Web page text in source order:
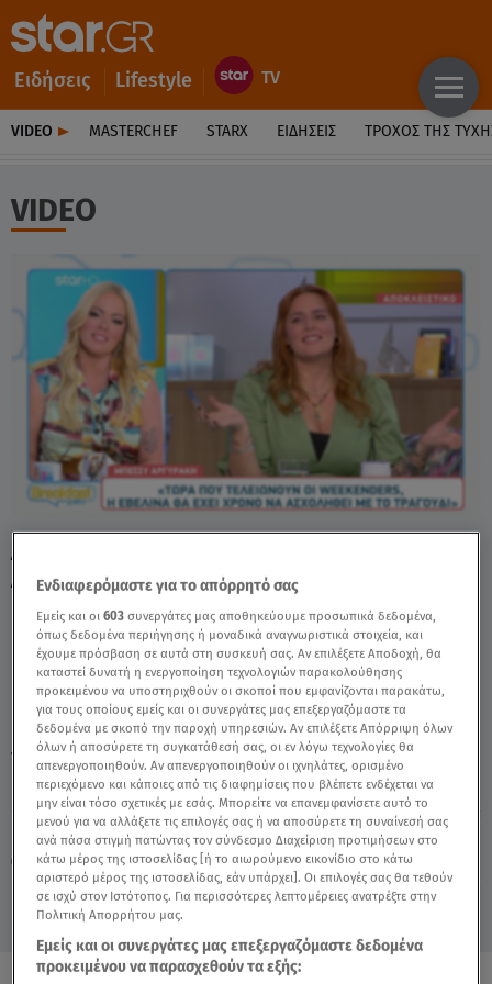
Ειδήσεις Lifestyle
VIDEO MASTERCHEF STARX ΕΙΔΉΣΕΙΣ ΤΡΟΧΌΣ ΤΗΣ
VIDEO
Κυριακή 9 Αυγούστου 2026
24.06.25, 14:25 CELEBRITIES & GOSSIP ΝΕΑ
Αργυράκη Για Τέλος Weekenders: Δεν Είναι
Δικιά Τους Επιλογή - Video
TAGS: ΜΠΕΣΣΥ ΑΡΓΥΡΑΚΗ ΓΚΟΣΙΠ ΝΕΑ & CELEBRITIES
Ενδιαφερόμαστε για το απόρρητό σας
Εμείς και οι603 συνεργάτες μας αποθηκεύουμε προσωπικά δεδομένα,
όπως δεδομένα περιήγησης ή μοναδικά αναγνωριστικά στοιχεία, και
έχουμε πρόσβαση σε αυτά στη συσκευή σας. Αν επιλέξετε Αποδοχή, θα
καταστεί δυνατή η ενεργοποίηση τεχνολογιών παρακολούθησης
προκειμένου να υποστηριχθούν οι σκοποί που εμφανίζονται παρακάτω,
για τους οποίους εμείς και οι συνεργάτες μας επεξεργαζόμαστε τα
δεδομένα με σκοπό την παροχή υπηρεσιών. Αν επιλέξετε Απόρριψη όλων
όλων ή αποσύρετε τη συγκατάθεσή σας, οι εν λόγω τεχνολογίες θα
απενεργοποιηθούν. Αν απενεργοποιηθούν οι ιχνηλάτες, ορισμένο
περιεχόμενο και κάποιες από τις διαφημίσεις που βλέπετε ενδέχεται να
μην είναι τόσο σχετικές με εσάς. Μπορείτε να επανεμφανίσετε αυτό το
μενού για να αλλάξετε τις επιλογές σας ή να αποσύρετε τη συναίνεσή σας
ανά πάσα στιγμή πατώντας τον σύνδεσμο Διαχείριση προτιμήσεων στο
κάτω μέρος της ιστοσελίδας [ή το αιωρούμενο εικονίδιο στο κάτω
αριστερό μέρος της ιστοσελίδας, εάν υπάρχει]. Οι επιλογές σας θα τεθούν
σε ισχύ στον Ιστότοπος. Για περισσότερες λεπτομέρειες ανατρέξτε στην
Πολιτική Απορρήτου μας.
Εμείς και οι συνεργάτες μας επεξεργαζόμαστε δεδομένα
προκειμένου να παρασχεθούν τα εξής: